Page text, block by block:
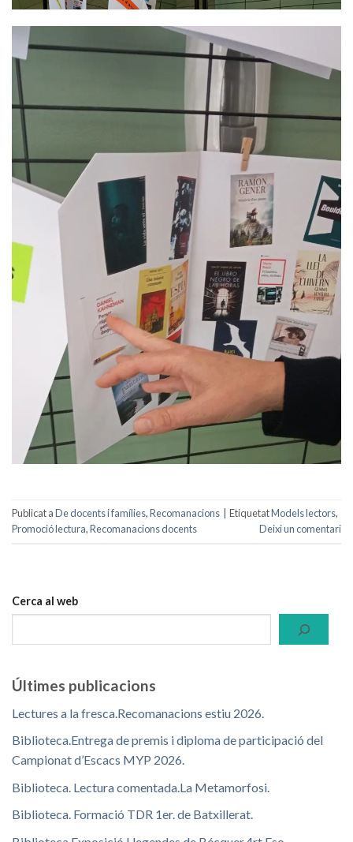
Publicat aDe docents i famílies,Recomanacions EtiquetatModels lectors,
Promoció lectura,Recomanacions docents Deixi un comentari
Cerca al web
Últimes publicacions
Lectures a la fresca.Recomanacions estiu 2026.
Biblioteca.Entrega de premis i diploma de participació del
Campionat d’Escacs MYP 2026.
Biblioteca. Lectura comentada.La Metamorfosi.
Biblioteca. Formació TDR 1er. de Batxillerat.